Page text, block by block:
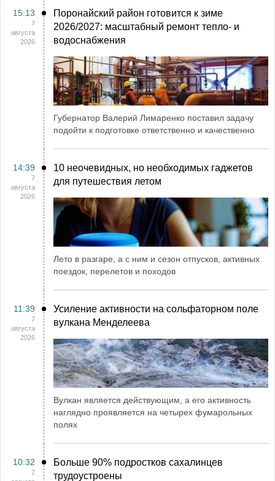
15:13
7
августа
2026
Поронайский район готовится к зиме
2026/2027: масштабный ремонт тепло- и
водоснабжения
Губернатор Валерий Лимаренко поставил задачу
подойти к подготовке ответственно и качественно
14:39
7
августа
2026
10 неочевидных, но необходимых гаджетов
для путешествия летом
Лето в разгаре, а с ним и сезон отпусков, активных
поездок, перелетов и походов
11:39
7
августа
2026
Усиление активности на сольфаторном поле
вулкана Менделеева
Вулкан является действующим, а его активность
наглядно проявляется на четырех фумарольных
полях
10:32
7
Больше 90% подростков сахалинцев
трудоустроены